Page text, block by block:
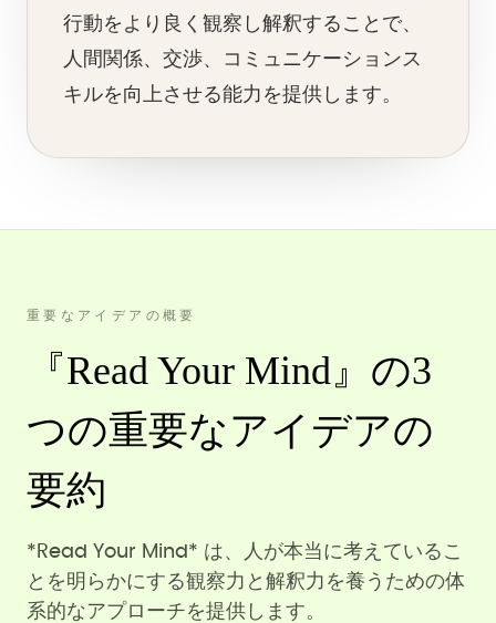
行動をより良く観察し解釈することで、
人間関係、交渉、コミュニケーションス
キルを向上させる能力を提供します。
重要なアイデアの概要
『Read Your Mind』の3
つの重要なアイデアの
要約
*Read Your Mind* は、人が本当に考えているこ
とを明らかにする観察力と解釈力を養うための体
系的なアプローチを提供します。